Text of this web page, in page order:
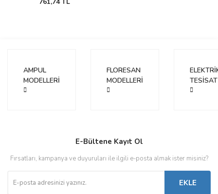
AMPUL
MODELLERİ
FLORESAN
MODELLERİ
TESİSAT
E-Bültene Kayıt Ol
Fırsatları, kampanya ve duyuruları ile ilgili e-posta almak ister misiniz?
EKLE